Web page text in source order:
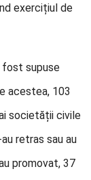
exercițiul de
fost supuse
acestea, 103
societății civile
retras sau au
promovat, 37